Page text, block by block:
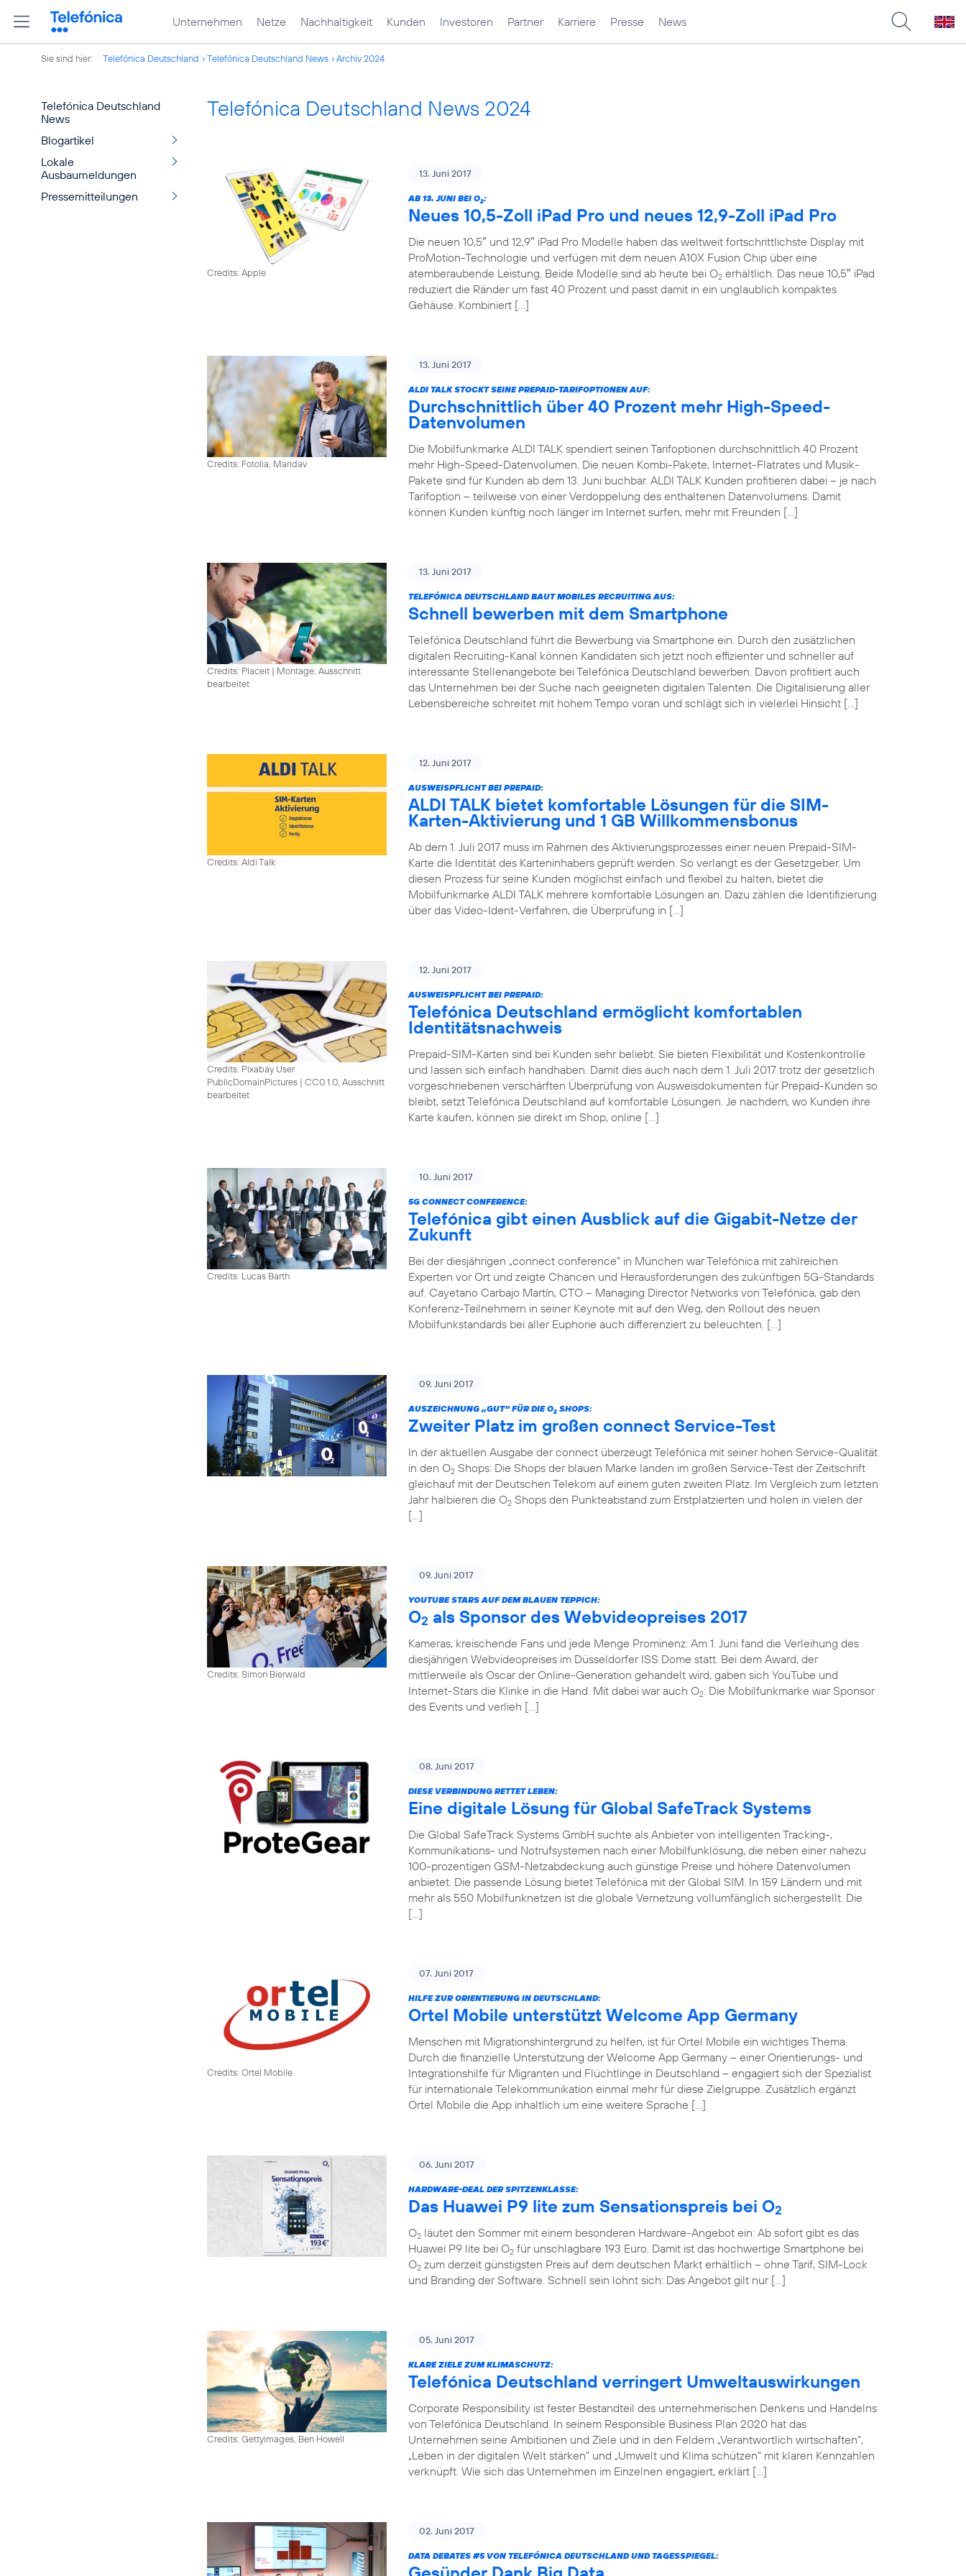
Unternehmen Netze Nachhaltigkeit Kunden Investoren Partner Karriere Presse News
Sie sind hier: Telefónica Deutschland Telefónica Deutschland News Archiv 2024
Telefónica Deutschland
News
Blogartikel
Lokale
Ausbaumeldungen
Pressemitteilungen
Telefónica Deutschland News 2024
Credits: Apple
13. Juni 2017
AB 13. JUNI BEI O2:
Neues 10,5-Zoll iPad Pro und neues 12,9-Zoll iPad Pro
Die neuen 10,5″ und 12,9″ iPad Pro Modelle haben das weltweit fortschrittlichste Display mit
ProMotion-Technologie und verfügen mit dem neuen A10X Fusion Chip über eine
atemberaubende Leistung. Beide Modelle sind ab heute bei O2 erhältlich. Das neue 10,5″ iPad
reduziert die Ränder um fast 40 Prozent und passt damit in ein unglaublich kompaktes
Gehäuse. Kombiniert […]
Credits: Fotolia, Maridav
13. Juni 2017
ALDI TALK STOCKT SEINE PREPAID-TARIFOPTIONEN AUF:
Durchschnittlich über 40 Prozent mehr High-Speed-
Datenvolumen
Die Mobilfunkmarke ALDI TALK spendiert seinen Tarifoptionen durchschnittlich 40 Prozent
mehr High-Speed-Datenvolumen. Die neuen Kombi-Pakete, Internet-Flatrates und Musik-
Pakete sind für Kunden ab dem 13. Juni buchbar. ALDI TALK Kunden profitieren dabei – je nach
Tarifoption – teilweise von einer Verdoppelung des enthaltenen Datenvolumens. Damit
können Kunden künftig noch länger im Internet surfen, mehr mit Freunden […]
Credits: Placeit | Montage, Ausschnitt
bearbeitet
13. Juni 2017
TELEFÓNICA DEUTSCHLAND BAUT MOBILES RECRUITING AUS:
Schnell bewerben mit dem Smartphone
Telefónica Deutschland führt die Bewerbung via Smartphone ein. Durch den zusätzlichen
digitalen Recruiting-Kanal können Kandidaten sich jetzt noch effizienter und schneller auf
interessante Stellenangebote bei Telefónica Deutschland bewerben. Davon profitiert auch
das Unternehmen bei der Suche nach geeigneten digitalen Talenten. Die Digitalisierung aller
Lebensbereiche schreitet mit hohem Tempo voran und schlägt sich in vielerlei Hinsicht […]
Credits: Aldi Talk
12. Juni 2017
AUSWEISPFLICHT BEI PREPAID:
ALDI TALK bietet komfortable Lösungen für die SIM-
Karten-Aktivierung und 1 GB Willkommensbonus
Ab dem 1. Juli 2017 muss im Rahmen des Aktivierungsprozesses einer neuen Prepaid-SIM-
Karte die Identität des Karteninhabers geprüft werden. So verlangt es der Gesetzgeber. Um
diesen Prozess für seine Kunden möglichst einfach und flexibel zu halten, bietet die
Mobilfunkmarke ALDI TALK mehrere komfortable Lösungen an. Dazu zählen die Identifizierung
über das Video-Ident-Verfahren, die Überprüfung in […]
Credits: Pixabay User
PublicDomainPictures | CC0 1.0, Ausschnitt
bearbeitet
12. Juni 2017
AUSWEISPFLICHT BEI PREPAID:
Telefónica Deutschland ermöglicht komfortablen
Identitätsnachweis
Prepaid-SIM-Karten sind bei Kunden sehr beliebt. Sie bieten Flexibilität und Kostenkontrolle
und lassen sich einfach handhaben. Damit dies auch nach dem 1. Juli 2017 trotz der gesetzlich
vorgeschriebenen verschärften Überprüfung von Ausweisdokumenten für Prepaid-Kunden so
bleibt, setzt Telefónica Deutschland auf komfortable Lösungen. Je nachdem, wo Kunden ihre
Karte kaufen, können sie direkt im Shop, online […]
Credits: Lucas Barth
10. Juni 2017
5G CONNECT CONFERENCE:
Telefónica gibt einen Ausblick auf die Gigabit-Netze der
Zukunft
Bei der diesjährigen „connect conference“ in München war Telefónica mit zahlreichen
Experten vor Ort und zeigte Chancen und Herausforderungen des zukünftigen 5G-Standards
auf. Cayetano Carbajo Martín, CTO – Managing Director Networks von Telefónica, gab den
Konferenz-Teilnehmern in seiner Keynote mit auf den Weg, den Rollout des neuen
Mobilfunkstandards bei aller Euphorie auch differenziert zu beleuchten. […]
09. Juni 2017
AUSZEICHNUNG „GUT“ FÜR DIE O2 SHOPS:
Zweiter Platz im großen connect Service-Test
In der aktuellen Ausgabe der connect überzeugt Telefónica mit seiner hohen Service-Qualität
in den O2 Shops: Die Shops der blauen Marke landen im großen Service-Test der Zeitschrift
gleichauf mit der Deutschen Telekom auf einem guten zweiten Platz. Im Vergleich zum letzten
Jahr halbieren die O2 Shops den Punkteabstand zum Erstplatzierten und holen in vielen der
[…]
Credits: Simon Bierwald
09. Juni 2017
YOUTUBE STARS AUF DEM BLAUEN TEPPICH:
O2 als Sponsor des Webvideopreises 2017
Kameras, kreischende Fans und jede Menge Prominenz: Am 1. Juni fand die Verleihung des
diesjährigen Webvideopreises im Düsseldorfer ISS Dome statt. Bei dem Award, der
mittlerweile als Oscar der Online-Generation gehandelt wird, gaben sich YouTube und
Internet-Stars die Klinke in die Hand. Mit dabei war auch O2: Die Mobilfunkmarke war Sponsor
des Events und verlieh […]
08. Juni 2017
DIESE VERBINDUNG RETTET LEBEN:
Eine digitale Lösung für Global SafeTrack Systems
Die Global SafeTrack Systems GmbH suchte als Anbieter von intelligenten Tracking-,
Kommunikations- und Notrufsystemen nach einer Mobilfunklösung, die neben einer nahezu
100-prozentigen GSM-Netzabdeckung auch günstige Preise und höhere Datenvolumen
anbietet. Die passende Lösung bietet Telefónica mit der Global SIM. In 159 Ländern und mit
mehr als 550 Mobilfunknetzen ist die globale Vernetzung vollumfänglich sichergestellt. Die
[…]
Credits: Ortel Mobile
07. Juni 2017
HILFE ZUR ORIENTIERUNG IN DEUTSCHLAND:
Ortel Mobile unterstützt Welcome App Germany
Menschen mit Migrationshintergrund zu helfen, ist für Ortel Mobile ein wichtiges Thema.
Durch die finanzielle Unterstützung der Welcome App Germany – einer Orientierungs- und
Integrationshilfe für Migranten und Flüchtlinge in Deutschland – engagiert sich der Spezialist
für internationale Telekommunikation einmal mehr für diese Zielgruppe. Zusätzlich ergänzt
Ortel Mobile die App inhaltlich um eine weitere Sprache […]
06. Juni 2017
HARDWARE-DEAL DER SPITZENKLASSE:
Das Huawei P9 lite zum Sensationspreis bei O2
O2 läutet den Sommer mit einem besonderen Hardware-Angebot ein: Ab sofort gibt es das
Huawei P9 lite bei O2 für unschlagbare 193 Euro. Damit ist das hochwertige Smartphone bei
O2 zum derzeit günstigsten Preis auf dem deutschen Markt erhältlich – ohne Tarif, SIM-Lock
und Branding der Software. Schnell sein lohnt sich: Das Angebot gilt nur […]
Credits: Gettyimages, Ben Howell
05. Juni 2017
KLARE ZIELE ZUM KLIMASCHUTZ:
Telefónica Deutschland verringert Umweltauswirkungen
Corporate Responsibility ist fester Bestandteil des unternehmerischen Denkens und Handelns
von Telefónica Deutschland. In seinem Responsible Business Plan 2020 hat das
Unternehmen seine Ambitionen und Ziele und in den Feldern „Verantwortlich wirtschaften“,
„Leben in der digitalen Welt stärken“ und „Umwelt und Klima schützen“ mit klaren Kennzahlen
verknüpft. Wie sich das Unternehmen im Einzelnen engagiert, erklärt […]
02. Juni 2017
DATA DEBATES #5VON TELEFÓNICA DEUTSCHLAND UND TAGESSPIEGEL: